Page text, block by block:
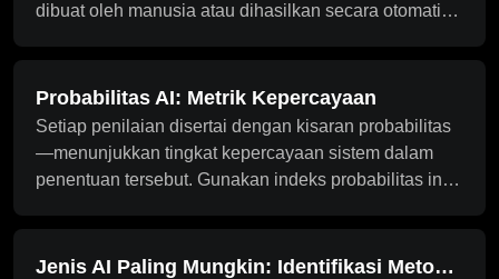
dibuat oleh manusia atau dihasilkan secara otomatis.
untuk filter awal, manajemen risiko, dan pengambilan
keputusan alur kerja.
Probabilitas AI: Metrik Kepercayaan
Setiap penilaian disertai dengan kisaran probabilitas
—menunjukkan tingkat kepercayaan sistem dalam
penentuan tersebut. Gunakan indeks probabilitas ini
konten untuk platform dan audit hak cipta.
Jenis AI Paling Mungkin: Identifikasi Metode